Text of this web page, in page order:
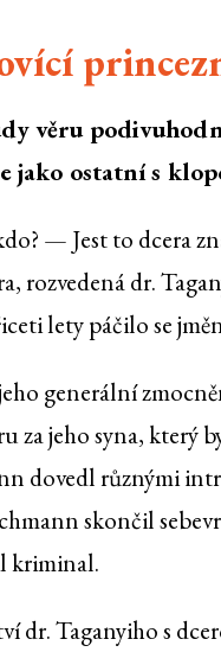
věru
jako ostatní s
— Jest to dcera
rozvedená dr.
lety páčilo se
generální
za jeho syna, který
dovedl různými
skončil
kriminal.
dr. Taganyiho s